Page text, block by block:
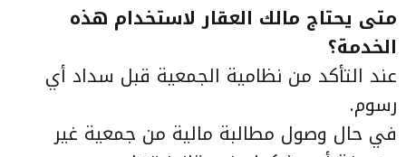
متى يحتاج مالك العقار لاستخدام هذه
الخدمة؟
عند التأكد من نظامية الجمعية قبل سداد أي
رسوم.
في حال وصول مطالبة مالية من جمعية غير